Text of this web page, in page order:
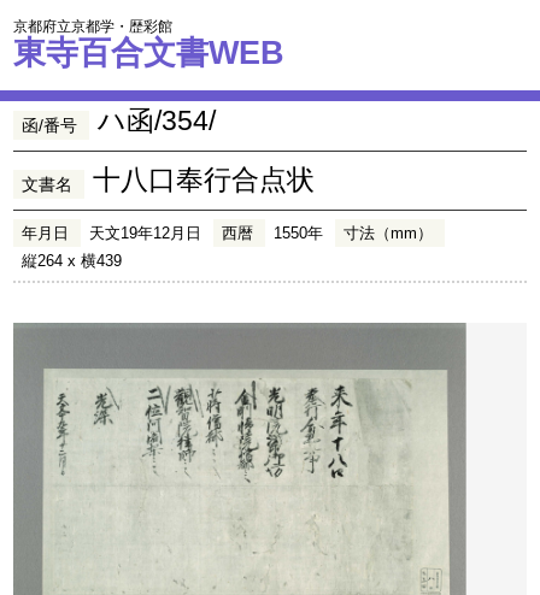
京都府立京都学・歴彩館
東寺百合文書WEB
函/番号 ハ函/354/
文書名 十八口奉行合点状
年月日 天文19年12月日 西暦 1550年
寸法（mm）
縦264 x 横439